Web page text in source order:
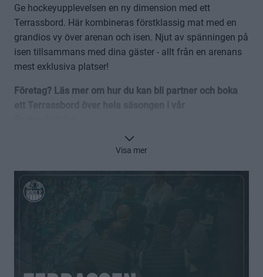
Ge hockeyupplevelsen en ny dimension med ett
Terrassbord. Här kombineras förstklassig mat med en
grandios vy över arenan och isen. Njut av spänningen på
isen tillsammans med dina gäster - allt från en arenans
mest exklusiva platser!
Företag? Läs mer om hur du kan bli partner och boka
KLICKA HÄR FÖR ATT SE 360° VY FRÅN TERRASSEN
Visa mer